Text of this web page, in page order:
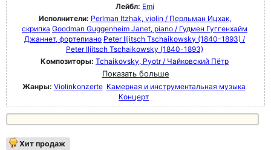
Лейбл: Emi
Исполнители: Perlman Itzhak, violin / Перльман Ицхак,
скрипка Goodman Guggenheim Janet, piano / Гудмен Гуггенхайм
Джаннет, фортепиано Peter Iljitsch Tschaikowsky (1840-1893) /
Peter Iljitsch Tschaikowsky (1840-1893)
Композиторы: Tchaikovsky, Pyotr / Чайковский Пётр
Показать больше
Жанры: Violinkonzerte Камерная и инструментальная музыка
Концерт
Хит продаж